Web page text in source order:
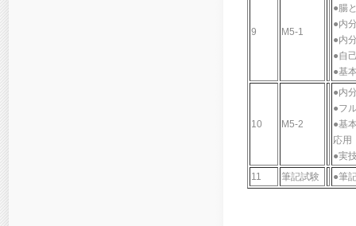
9 M5-1
●腸
●内
●内
●自
●基
10 M5-2
●内
●フ
●基
応用
●実
11
筆記試験 ●筆